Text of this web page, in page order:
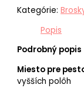
Kategórie:
Popis
Podrobný popis
Miesto pre
vyšších polôh